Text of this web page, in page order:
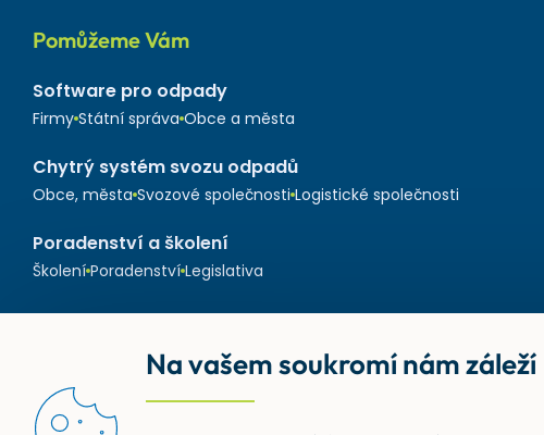
Pomůžeme Vám
Software pro odpady
Firmy Státní správa Obce a města
Chytrý systém svozu odpadů
Obce, města Svozové společnosti Logistické společnosti
Poradenství a školení
Školení Poradenství Legislativa
Na vašem soukromí nám záleží